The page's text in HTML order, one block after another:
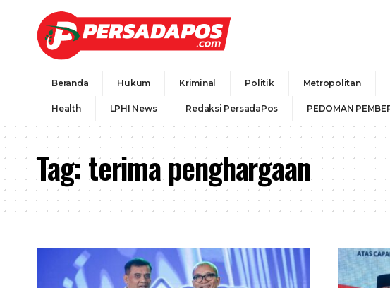
Beranda Hukum Kriminal Politik Metropolitan
Health LPHI News Redaksi PersadaPos PEDOMAN
Tag:terima penghargaan